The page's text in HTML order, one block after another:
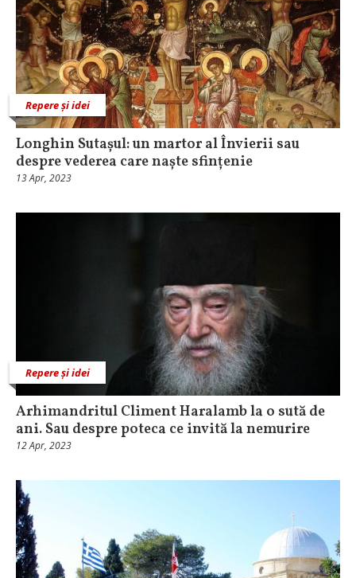
Repere și idei
Longhin Sutașul: un martor al Învierii sau
despre vederea care naște sfințenie
13 Apr, 2023
Repere și idei
Arhimandritul Climent Haralamb la o sută de
ani. Sau despre poteca ce invită la nemurire
12 Apr, 2023